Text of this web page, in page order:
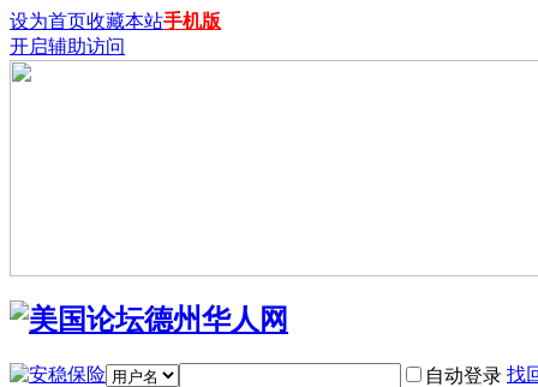
设为首页收藏本站手机版
开启辅助访问
自动登录 找